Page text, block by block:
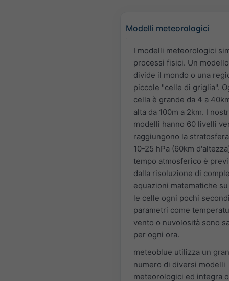
Modelli meteorologici
I modelli meteorologici
processi fisici. Un
divide il mondo o una
piccole "celle di griglia".
cella è grande da 4 a
alta da 100m a 2km. I
modelli hanno 60 livelli
raggiungono la
10-25 hPa (60km
tempo atmosferico è
dalla risoluzione di
equazioni matematiche
le celle ogni pochi
parametri come
vento o nuvolosità sono
per ogni ora.
meteoblue utilizza un
numero di diversi modelli
meteorologici ed integra